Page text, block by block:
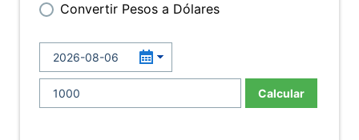
Convertir Pesos a Dólares
Calcular